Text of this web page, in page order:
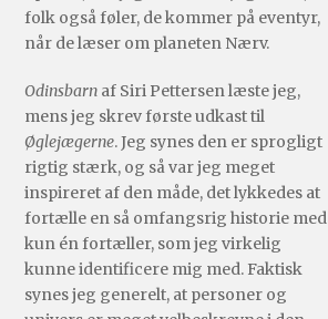
folk også føler, de kommer på eventyr,
når de læser om planeten Nærv.
Odinsbarn af Siri Pettersen læste jeg,
mens jeg skrev første udkast til
Øglejægerne. Jeg synes den er sprogligt
rigtig stærk, og så var jeg meget
inspireret af den måde, det lykkedes at
fortælle en så omfangsrig historie med
kun én fortæller, som jeg virkelig
kunne identificere mig med. Faktisk
synes jeg generelt, at personer og